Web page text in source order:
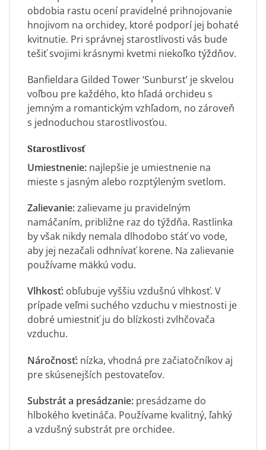
obdobia rastu ocení pravidelné prihnojovanie
hnojivom na orchidey, ktoré podporí jej bohaté
kvitnutie. Pri správnej starostlivosti vás bude
tešiť svojimi krásnymi kvetmi niekoľko týždňov.
Banfieldara Gilded Tower ‘Sunburst’ je skvelou
voľbou pre každého, kto hľadá orchideu s
jemným a romantickým vzhľadom, no zároveň
s jednoduchou starostlivosťou.
Starostlivosť
Umiestnenie: najlepšie je umiestnenie na
mieste s jasným alebo rozptýleným svetlom.
Zalievanie:zalievame ju pravidelným
namáčaním, približne raz do týždňa. Rastlinka
by však nikdy nemala dlhodobo stáť vo vode,
aby jej nezačali odhnívať korene. Na zalievanie
používame mäkkú vodu.
Vlhkosť: obľubuje vyššiu vzdušnú vlhkosť. V
prípade veľmi suchého vzduchu v miestnosti je
dobré umiestniť ju do blízkosti zvlhčovača
vzduchu.
Náročnosť: nízka, vhodná pre začiatočníkov aj
pre skúsenejších pestovateľov.
Substrát a presádzanie: presádzame do
hlbokého kvetináča. Používame kvalitný, ľahký
a vzdušnýsubstrát pre orchidee.